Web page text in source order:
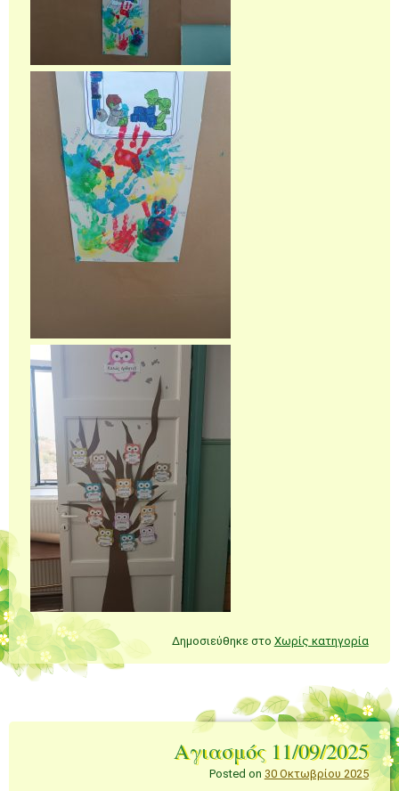
Δημοσιεύθηκε στο Χωρίς κατηγορία
Αγιασμός 11/09/2025
Posted on 30 Οκτωβρίου 2025